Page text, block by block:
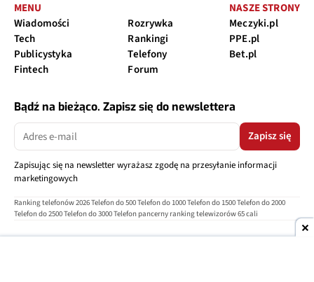
MENU
Wiadomości
Tech
Publicystyka
Fintech
Rozrywka
Rankingi
Telefony
Forum
NASZE STRONY
Meczyki.pl
PPE.pl
Bet.pl
Bądź na bieżąco. Zapisz się do newslettera
Zapisz się
Zapisując się na newsletter wyrażasz zgodę na przesyłanie informacji
marketingowych
Ranking telefonów 2026Telefon do 500Telefon do 1000Telefon do 1500Telefon do 2000
Telefon do 2500Telefon do 3000Telefon pancerny ranking telewizorów 65 cali